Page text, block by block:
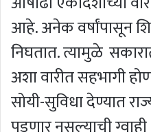
आहे. अनेक वर्षांपासून
निघतात. त्यामुळे
अशा वारीत सहभागी
सोयी-सुविधा देण्यात